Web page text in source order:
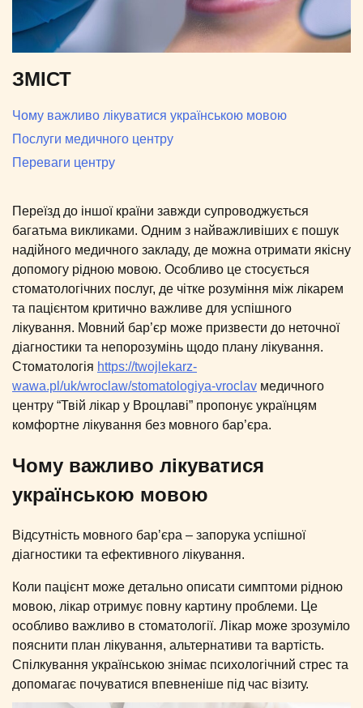
ЗМІСТ
Чому важливо лікуватися українською мовою
Послуги медичного центру
Переваги центру
Переїзд до іншої країни завжди супроводжується
багатьма викликами. Одним з найважливіших є пошук
надійного медичного закладу, де можна отримати якісну
допомогу рідною мовою. Особливо це стосується
стоматологічних послуг, де чітке розуміння між лікарем
та пацієнтом критично важливе для успішного
лікування. Мовний бар’єр може призвести до неточної
діагностики та непорозумінь щодо плану лікування.
Стоматологія https://twojlekarz-
wawa.pl/uk/wroclaw/stomatologiya-vroclav медичного
центру “Твій лікар у Вроцлаві” пропонує українцям
комфортне лікування без мовного бар’єра.
Чому важливо лікуватися
українською мовою
Відсутність мовного бар’єра – запорука успішної
діагностики та ефективного лікування.
Коли пацієнт може детально описати симптоми рідною
мовою, лікар отримує повну картину проблеми. Це
особливо важливо в стоматології. Лікар може зрозуміло
пояснити план лікування, альтернативи та вартість.
Спілкування українською знімає психологічний стрес та
допомагає почуватися впевненіше під час візиту.